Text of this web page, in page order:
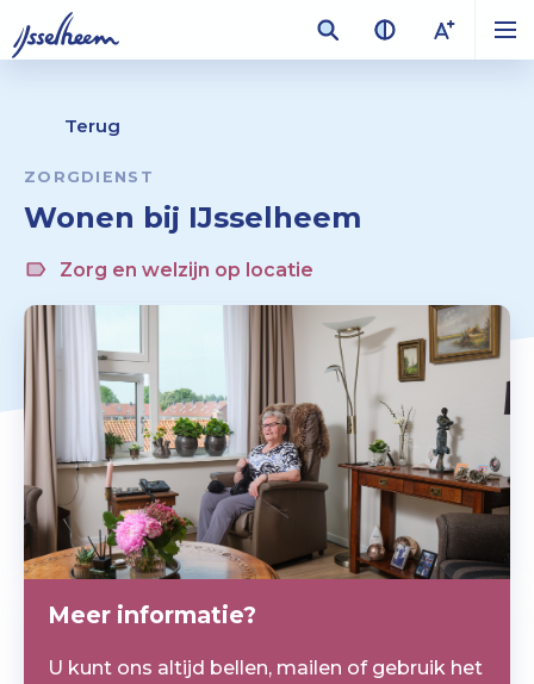
Terug
ZORGDIENST
Wonen bij IJsselheem
Zorg en welzijn op locatie
Meer informatie?
U kunt ons altijd bellen, mailen of gebruik het